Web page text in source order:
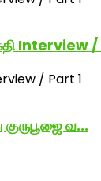
Interview /
வ...